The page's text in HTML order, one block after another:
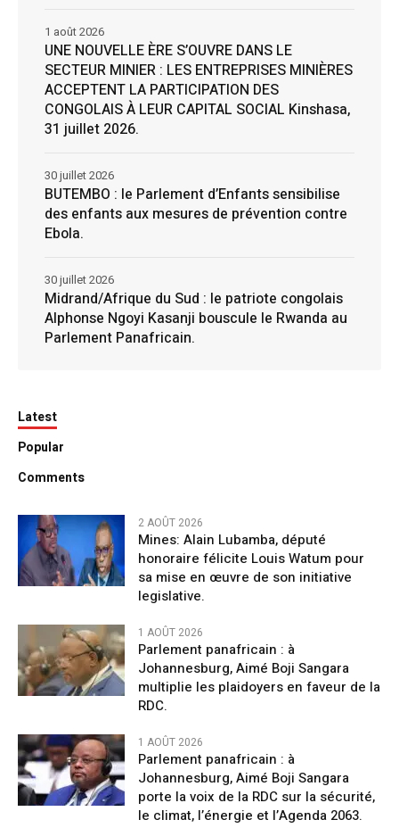
UNE NOUVELLE ÈRE S’OUVRE DANS LE
SECTEUR MINIER : LES ENTREPRISES MINIÈRES
ACCEPTENT LA PARTICIPATION DES
CONGOLAIS À LEUR CAPITAL SOCIAL Kinshasa,
31 juillet 2026.
1 août 2026
BUTEMBO : le Parlement d’Enfants sensibilise
des enfants aux mesures de prévention contre
Ebola.
30 juillet 2026
Midrand/Afrique du Sud : le patriote congolais
Alphonse Ngoyi Kasanji bouscule le Rwanda au
Parlement Panafricain.
30 juillet 2026
Latest
Popular
Comments
2 AOÛT 2026
Mines: Alain Lubamba, député
honoraire félicite Louis Watum pour
sa mise en œuvre de son initiative
legislative.
1 AOÛT 2026
Parlement panafricain : à
Johannesburg, Aimé Boji Sangara
multiplie les plaidoyers en faveur de la
RDC.
1 AOÛT 2026
Parlement panafricain : à
Johannesburg, Aimé Boji Sangara
porte la voix de la RDC sur la sécurité,
le climat, l’énergie et l’Agenda 2063.